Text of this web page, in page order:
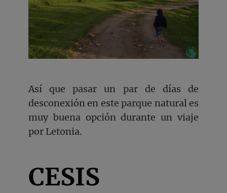
Así que pasar un par de días de
desconexión en este parque natural es
muy buena opción durante un viaje
por Letonia.
CESIS